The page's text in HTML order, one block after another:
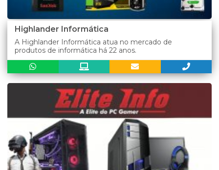
Highlander Informática
A Highlander Informática atua no mercado de
produtos de informática há 22 anos.